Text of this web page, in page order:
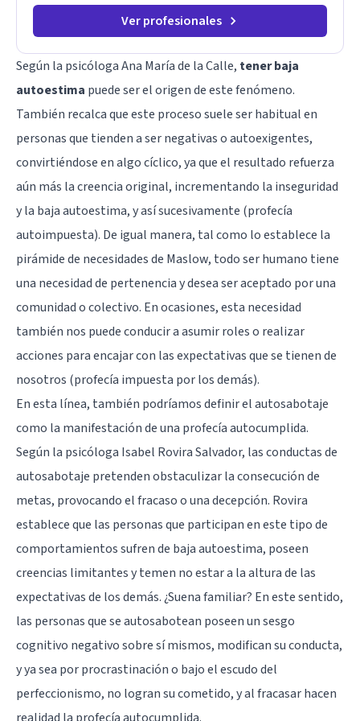
Ver profesionales
Según la psicóloga Ana María de la Calle, tener baja
autoestima puede ser el origen de este fenómeno.
También recalca que este proceso suele ser habitual en
personas que tienden a ser negativas o autoexigentes,
convirtiéndose en algo cíclico, ya que el resultado refuerza
aún más la creencia original, incrementando la inseguridad
y la baja autoestima, y así sucesivamente (profecía
autoimpuesta). De igual manera, tal como lo establece la
pirámide de necesidades de Maslow, todo ser humano tiene
una necesidad de pertenencia y desea ser aceptado por una
comunidad o colectivo. En ocasiones, esta necesidad
también nos puede conducir a asumir roles o realizar
acciones para encajar con las expectativas que se tienen de
nosotros (profecía impuesta por los demás).
En esta línea, también podríamos definir el autosabotaje
como la manifestación de una profecía autocumplida.
Según la psicóloga Isabel Rovira Salvador, las conductas de
autosabotaje pretenden obstaculizar la consecución de
metas, provocando el fracaso o una decepción. Rovira
establece que las personas que participan en este tipo de
comportamientos sufren de baja autoestima, poseen
creencias limitantes y temen no estar a la altura de las
expectativas de los demás. ¿Suena familiar? En este sentido,
las personas que se autosabotean poseen un sesgo
cognitivo negativo sobre sí mismos, modifican su conducta,
y ya sea por procrastinación o bajo el escudo del
perfeccionismo, no logran su cometido, y al fracasar hacen